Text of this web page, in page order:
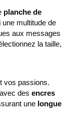
planche de
multitude de
aux messages
la taille,
vos passions.
des encres
une longue